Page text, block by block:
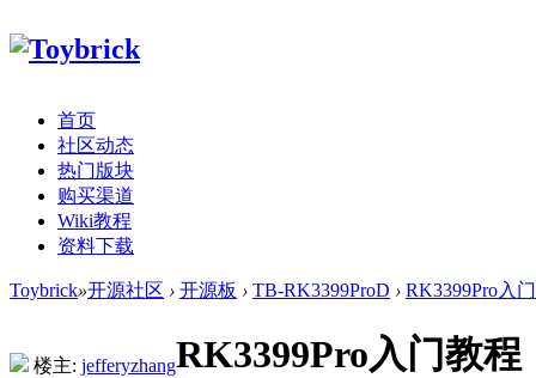
首页
社区动态
热门版块
购买渠道
Wiki教程
资料下载
Toybrick»开源社区 › 开源板 › TB-RK3399ProD › RK3399Pro入
楼主: jefferyzhangRK3399Pro入门教